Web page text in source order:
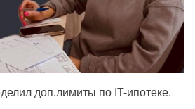
доп.лимиты по IT-ипотеке.